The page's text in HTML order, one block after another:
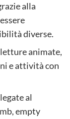
alla
diverse.
animate,
e attività con
al
empty